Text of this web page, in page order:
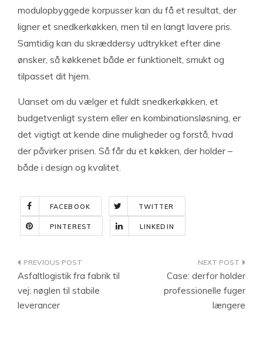
modulopbyggede korpusser kan du få et resultat, der
ligner et snedkerkøkken, men til en langt lavere pris.
Samtidig kan du skræddersy udtrykket efter dine
ønsker, så køkkenet både er funktionelt, smukt og
tilpasset dit hjem.
Uanset om du vælger et fuldt snedkerkøkken, et
budgetvenligt system eller en kombinationsløsning, er
det vigtigt at kende dine muligheder og forstå, hvad
der påvirker prisen. Så får du et køkken, der holder –
både i design og kvalitet.
FACEBOOK TWITTER
PINTEREST LINKEDIN
Indlægsnavigation
Asfaltlogistik fra fabrik til
vej: nøglen til stabile
leverancer
Case: derfor holder
professionelle fuger
længere